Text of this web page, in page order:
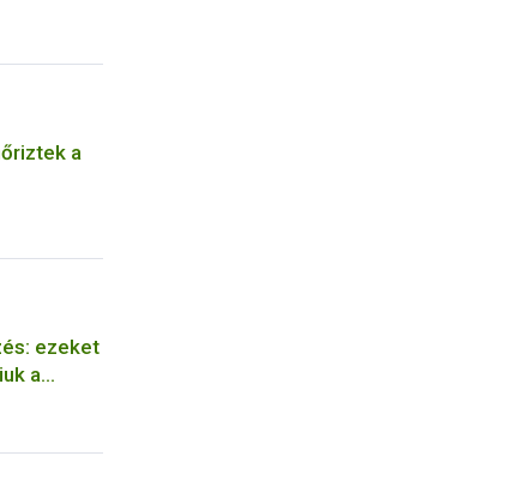
a
ezeket
a